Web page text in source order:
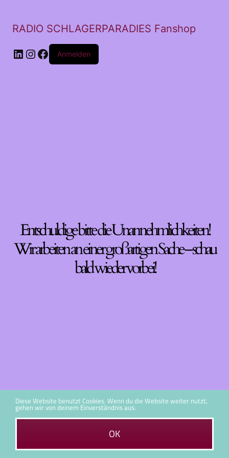
RADIO SCHLAGERPARADIES Fanshop
LinkedIn
Instagram
Facebook
Anmelden
Entschuldige bitte die Unannehmlichkeiten!
Wir arbeiten an einer großartigen Sache – schau
bald wieder vorbei!
Diese Website benutzt Cookies. Wenn du die Website weiter nutzt,
gehen wir von deinem Einverständnis aus.
OK